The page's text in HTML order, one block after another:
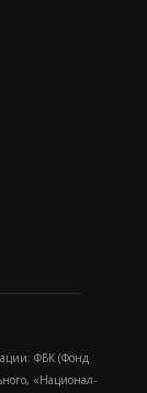
ФБК (Фонд
«Национал-